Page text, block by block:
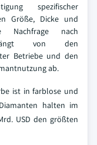
spezifischer
Größe, Dicke und
Nachfrage nach
hängt von den
Betriebe und den
ab.
ist in farblose und
halten im
USD den größten